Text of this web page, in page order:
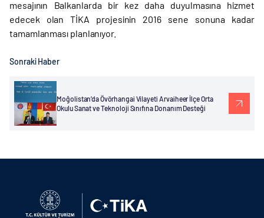
mesajının Balkanlarda bir kez daha duyulmasına hizmet
edecek olan TİKA projesinin 2016 sene sonuna kadar
tamamlanması planlanıyor.
Sonraki Haber
Moğolistan’da Övörhangai Vilayeti Arvaiheer İlçe Orta
Okulu Sanat ve Teknoloji Sınıfına Donanım Desteği